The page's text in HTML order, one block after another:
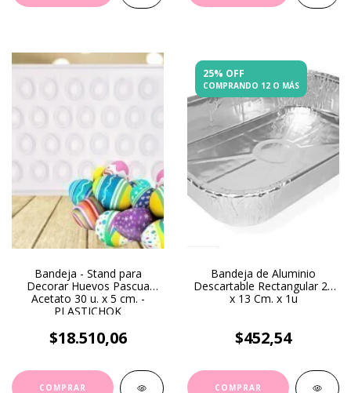
Bandeja - Stand para
Decorar Huevos Pascua
Acetato 30 u. x 5 cm. -
PLASTICHOK
$18.510,06
25% OFF
COMPRANDO 12 O MÁS
Bandeja de Aluminio
Descartable Rectangular 20
x 13 Cm. x 1u
$452,54